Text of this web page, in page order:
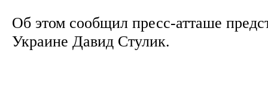
Об этом сообщил пресс-атташе
Украине Давид Стулик.